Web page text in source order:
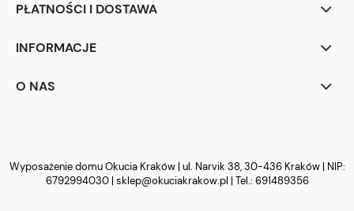
PŁATNOŚCI I DOSTAWA
INFORMACJE
O NAS
Wyposażenie domu Okucia Kraków | ul. Narvik 38, 30-436 Kraków | NIP:
6792994030 | sklep@okuciakrakow.pl | Tel.: 691489356